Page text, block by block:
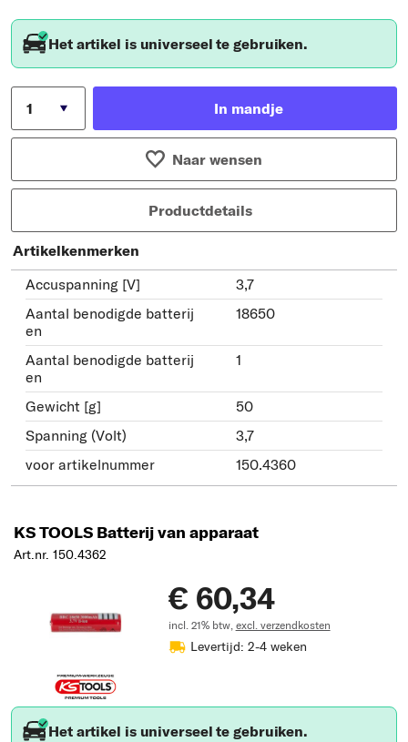
Het artikel is universeel te gebruiken.
In mandje
Naar wensen
Productdetails
Artikelkenmerken
Accuspanning [V]
3,7
Aantal benodigde batterij
en
18650
Aantal benodigde batterij
en
1
Gewicht [g]
50
Spanning (Volt)
3,7
voor artikelnummer
150.4360
KS TOOLS Batterij van apparaat
Art.nr. 150.4362
€ 60,34
incl. 21% btw, excl. verzendkosten
Levertijd: 2-4 weken
Het artikel is universeel te gebruiken.